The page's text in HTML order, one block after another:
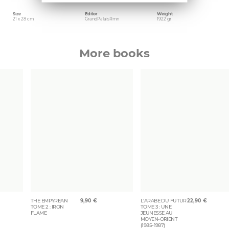
Size
21 x 28 cm
Editor
GrandPalaisRmn
Weight
1922 gr
More books
THE EMPYREAN
TOME 2 : IRON
FLAME
9,90 €
L’ARABE DU FUTUR
TOME 3 : UNE
JEUNESSE AU
MOYEN-ORIENT
(1985-1987)
22,90 €